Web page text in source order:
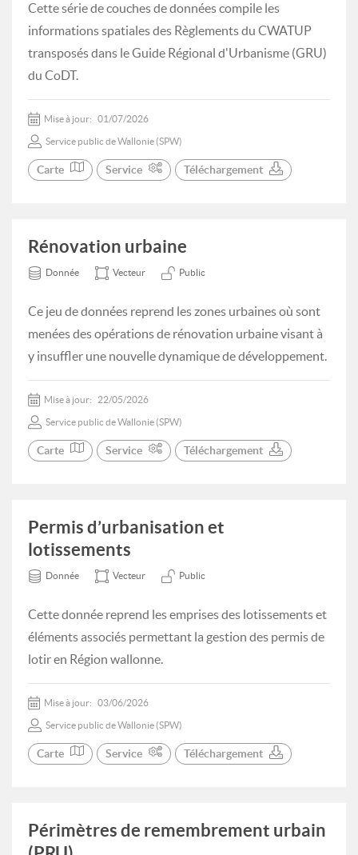
Cette série de couches de données compile les
informations spatiales des Règlements du CWATUP
transposés dans le Guide Régional d'Urbanisme (GRU)
du CoDT.
Mise à jour: 01/07/2026
Service public de Wallonie (SPW)
Carte Service Téléchargement
Rénovation urbaine
Donnée Vecteur Public
Ce jeu de données reprend les zones urbaines où sont
menées des opérations de rénovation urbaine visant à
y insuffler une nouvelle dynamique de développement.
Mise à jour: 22/05/2026
Service public de Wallonie (SPW)
Carte Service Téléchargement
Permis d’urbanisation et
lotissements
Donnée Vecteur Public
Cette donnée reprend les emprises des lotissements et
éléments associés permettant la gestion des permis de
lotir en Région wallonne.
Mise à jour: 03/06/2026
Service public de Wallonie (SPW)
Carte Service Téléchargement
Périmètres de remembrement urbain